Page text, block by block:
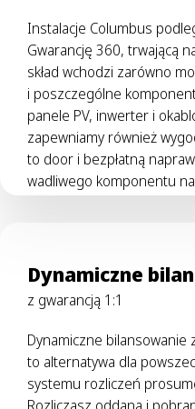
Instalacje Columbus
Gwarancję 360, trwającą
skład wchodzi zarówno
i poszczególne
panele PV, inwerter i
zapewniamy również
to door i bezpłatną
wadliwego komponentu
Dynamiczne
z gwarancją 1:1
Dynamiczne bilansowanie
to alternatywa dla
systemu rozliczeń